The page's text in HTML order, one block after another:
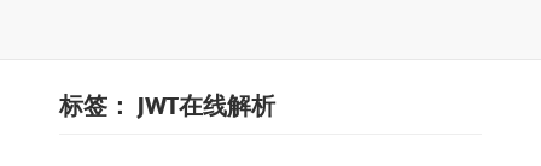
标签： JWT在线解析